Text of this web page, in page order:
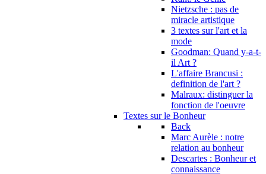
Nietzsche : pas de
miracle artistique
3 textes sur l'art et la
mode
Goodman: Quand y-a-t-
il Art ?
L'affaire Brancusi :
definition de l'art ?
Malraux: distinguer la
fonction de l'oeuvre
Textes sur le Bonheur
Back
Marc Aurèle : notre
relation au bonheur
Descartes : Bonheur et
connaissance